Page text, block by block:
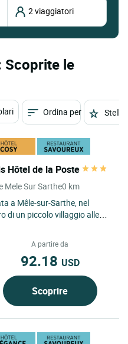
Scoprite le
Ordina per Stelle
Hôtel de la Poste
Mele Sur Sarthe0 km
a Mêle-sur-Sarthe, nel
di un piccolo villaggio alle
A partire da
92.18 USD
Scoprire